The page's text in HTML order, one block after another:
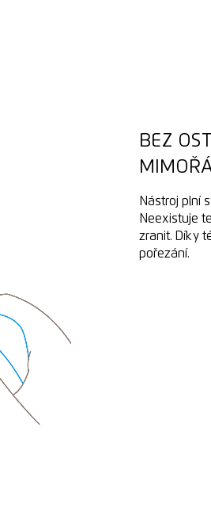
BEZ
Nástroj plní
Neexistuje
zranit. Díky
pořezání.